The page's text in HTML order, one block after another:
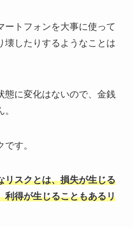
ートフォンを大事に使って
壊したりするようなことは
態に変化はないので、金銭
す。
リスクとは、損失が生じる
利得が生じることもあるリ